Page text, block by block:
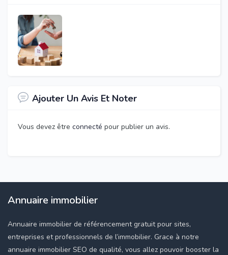
Ajouter Un Avis Et Noter
Vous devez être connecté pour publier un avis.
Annuaire immobilier
Annuaire immobilier de référencement gratuit pour sites,
entreprises et professionnels de l’immobilier. Grace à notre
annuaire immobilier SEO de qualité, vous allez pouvoir booster la